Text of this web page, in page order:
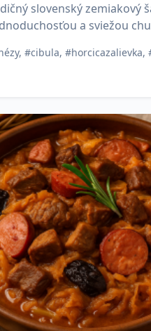
slovenský zemiakový
a sviežou